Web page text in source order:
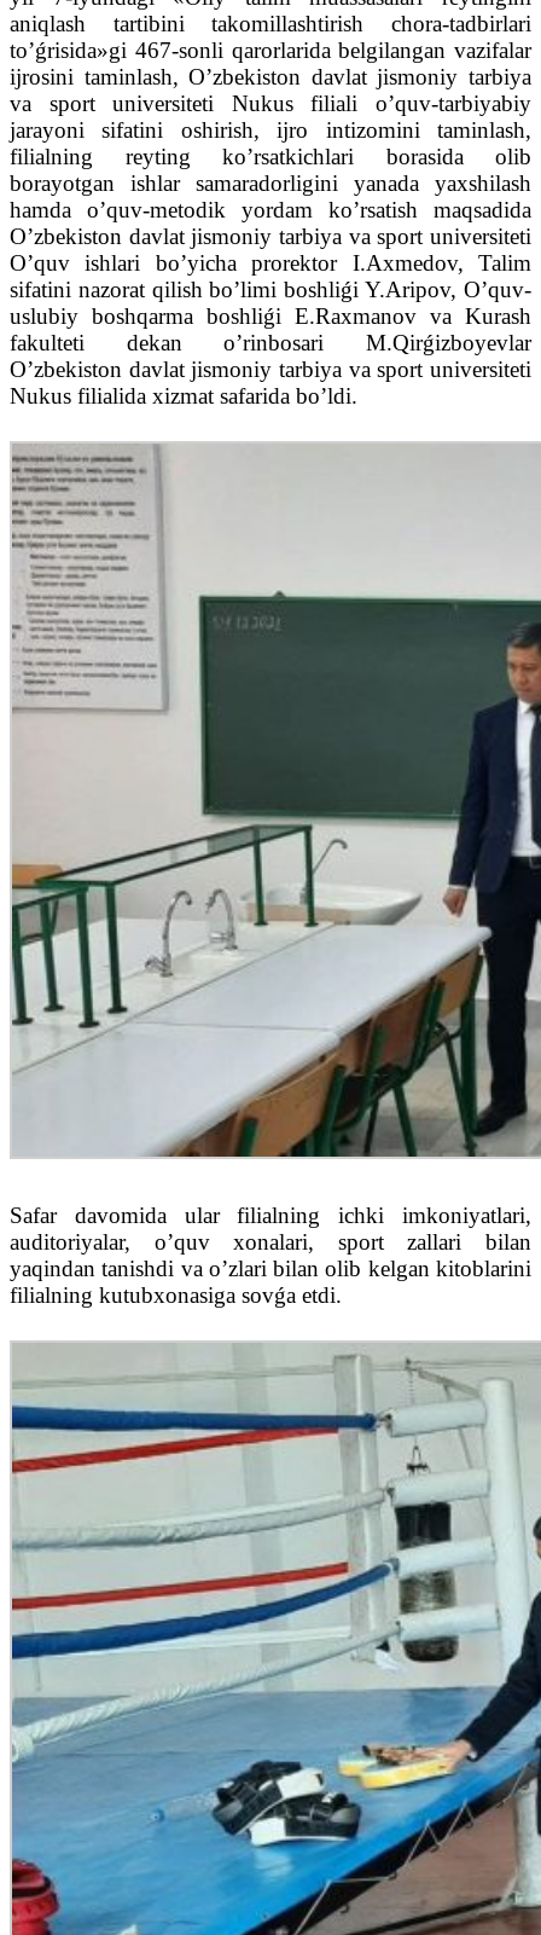
aniqlash tartibini takomillashtirish chora-tadbirlari
to’ǵrisida»gi 467-sonli qarorlarida belgilangan vazifalar
ijrosini taminlash, O’zbekiston davlat jismoniy tarbiya
va sport universiteti Nukus filiali o’quv-tarbiyabiy
jarayoni sifatini oshirish, ijro intizomini taminlash,
filialning reyting ko’rsatkichlari borasida olib
borayotgan ishlar samaradorligini yanada yaxshilash
hamda o’quv-metodik yordam ko’rsatish maqsadida
O’zbekiston davlat jismoniy tarbiya va sport universiteti
O’quv ishlari bo’yicha prorektor I.Axmedov, Talim
sifatini nazorat qilish bo’limi boshliǵi Y.Aripov, O’quv-
uslubiy boshqarma boshliǵi E.Raxmanov va Kurash
fakulteti dekan o’rinbosari M.Qirǵizboyevlar
O’zbekiston davlat jismoniy tarbiya va sport universiteti
Nukus filialida xizmat safarida bo’ldi.
Safar davomida ular filialning ichki imkoniyatlari,
auditoriyalar, o’quv xonalari, sport zallari bilan
yaqindan tanishdi va o’zlari bilan olib kelgan kitoblarini
filialning kutubxonasiga sovǵa etdi.